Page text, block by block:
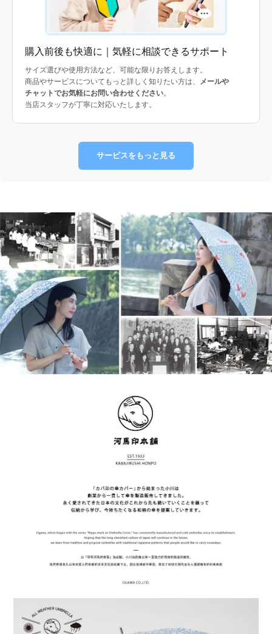
購入前後も快適に｜気軽に相談できるサポート
サイズ選びや使用方法など、可能な限りお答えします。
商品やサービスについてもっと詳しく知りたい方は、
メールや
チャットでお気軽にお問い合わせください。
当店スタッフが丁寧に対応いたします。
サービスをもっと見る